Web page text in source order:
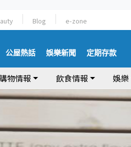
Blog e-zone
公屋熱話 娛樂新聞 定期存款
物情報 飲食情報 娛樂